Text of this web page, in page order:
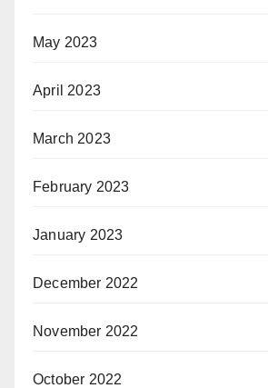
May 2023
April 2023
March 2023
February 2023
January 2023
December 2022
November 2022
October 2022